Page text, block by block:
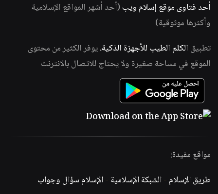
أحد فتاوى موقع إسلام ويب (أحد أشهر المواقع الإسلامية
وأكثرها موثوقية)
تطبيق الكلم الطيب للأجهزة الذكية، يوفر الكثير من محتوى
الموقع في مساحة صغيرة ولا يحتاج للاتصال بالانترنت
مواقع مفيدة:
طريق الإسلام -الشبكة الإسلامية -الإسلام سؤال وجواب